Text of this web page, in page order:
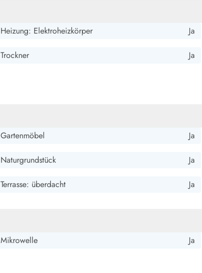
Heizung: Elektroheizkörper Ja
Trockner Ja
Gartenmöbel Ja
Naturgrundstück Ja
Terrasse: überdacht Ja
Mikrowelle Ja